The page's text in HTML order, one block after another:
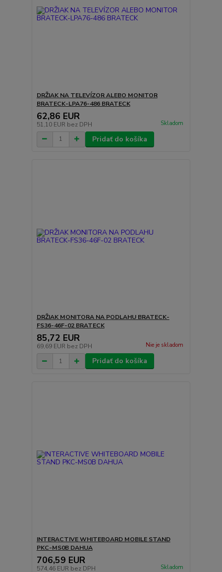
DRŽIAK NA TELEVÍZOR ALEBO MONITOR
BRATECK-LPA76-486 BRATECK
62,86 EUR
51,10 EUR bez DPH Skladom
Pridať do košíka
DRŽIAK MONITORA NA PODLAHU BRATECK-
FS36-46F-02 BRATECK
85,72 EUR
69,69 EUR bez DPH Nie je skladom
Pridať do košíka
INTERACTIVE WHITEBOARD MOBILE STAND
PKC-MS0B DAHUA
706,59 EUR
574,46 EUR bez DPH Skladom